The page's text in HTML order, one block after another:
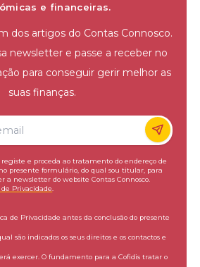
e financeiras.
dos artigos do Contas Connosco.
newsletter e passe a receber no
para conseguir gerir melhor as
suas finanças.
registe e proceda ao tratamento do endereço de
presente formulário, do qual sou titular, para
a newsletter do website Contas Connosco.
Privacidade
de Privacidade antes da conclusão do presente
são indicados os seus direitos e os contactos e
exercer. O fundamento para a Cofidis tratar o